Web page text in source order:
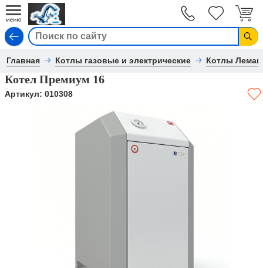
Главная Котлы газовые и электрические Котлы
Котел Премиум 16
Артикул: 010308